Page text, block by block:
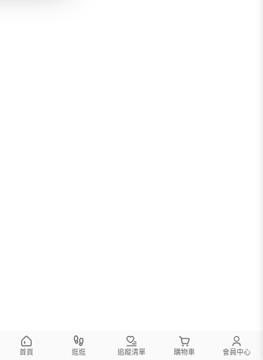
首頁 逛逛 追蹤清單 購物車 會員中心